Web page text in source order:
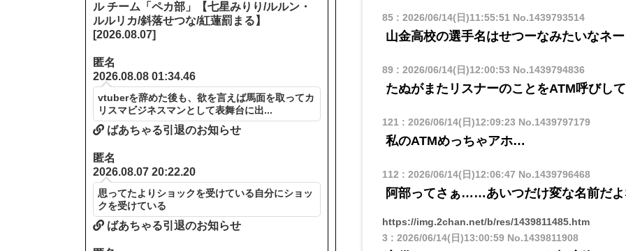
85: 2026/06/14(日)11:55:51No.1439793514
山金高校の選手名はせつーなみたいなネ
89: 2026/06/14(日)12:00:53 No.1439794836
たぬがまたリスナーのことをATM呼びし
121: 2026/06/14(日)12:09:23 No.1439797179
私のATMめっちゃアホ…
112 : 2026/06/14(日)12:06:47 No.1439796468
阿部ってさぁ……あいつだけ変な名前だ
https://img.2chan.net/b/res/1439811485.htm
3 : 2026/06/14(日)13:00:59No.1439811908
ル チーム「ペカ部」【七星みりり/ルルン・
ルルリカ/斜落せつな/紅蓮罰まる】
[2026.08.07]
匿名
2026.08.08 01:34.46
vtuberを辞めた後も、欲を言えば馬面を取ってカ
リスマビジネスマンとして表舞台に出...
ばあちゃる引退のお知らせ
匿名
2026.08.07 20:22.20
思ってたよりショックを受けている自分にショッ
クを受けている
ばあちゃる引退のお知らせ